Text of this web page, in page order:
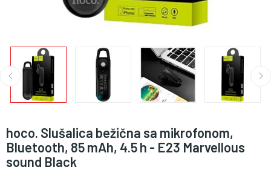
hoco. Slušalica bežična sa mikrofonom,
Bluetooth, 85 mAh, 4.5 h - E23 Marvellous
sound Black